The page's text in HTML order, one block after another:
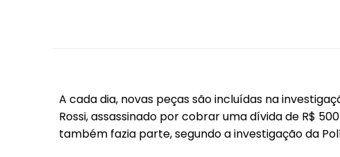
A cada dia, novas peças são incluídas na
Rossi, assassinado por cobrar uma dívida de R$
também fazia parte, segundo a investigação da